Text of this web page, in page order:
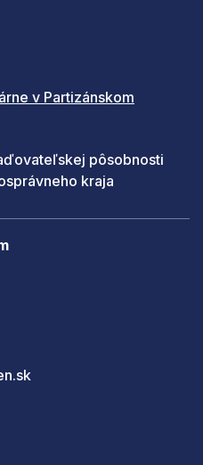
v Partizánskom
pôsobnosti
kraja